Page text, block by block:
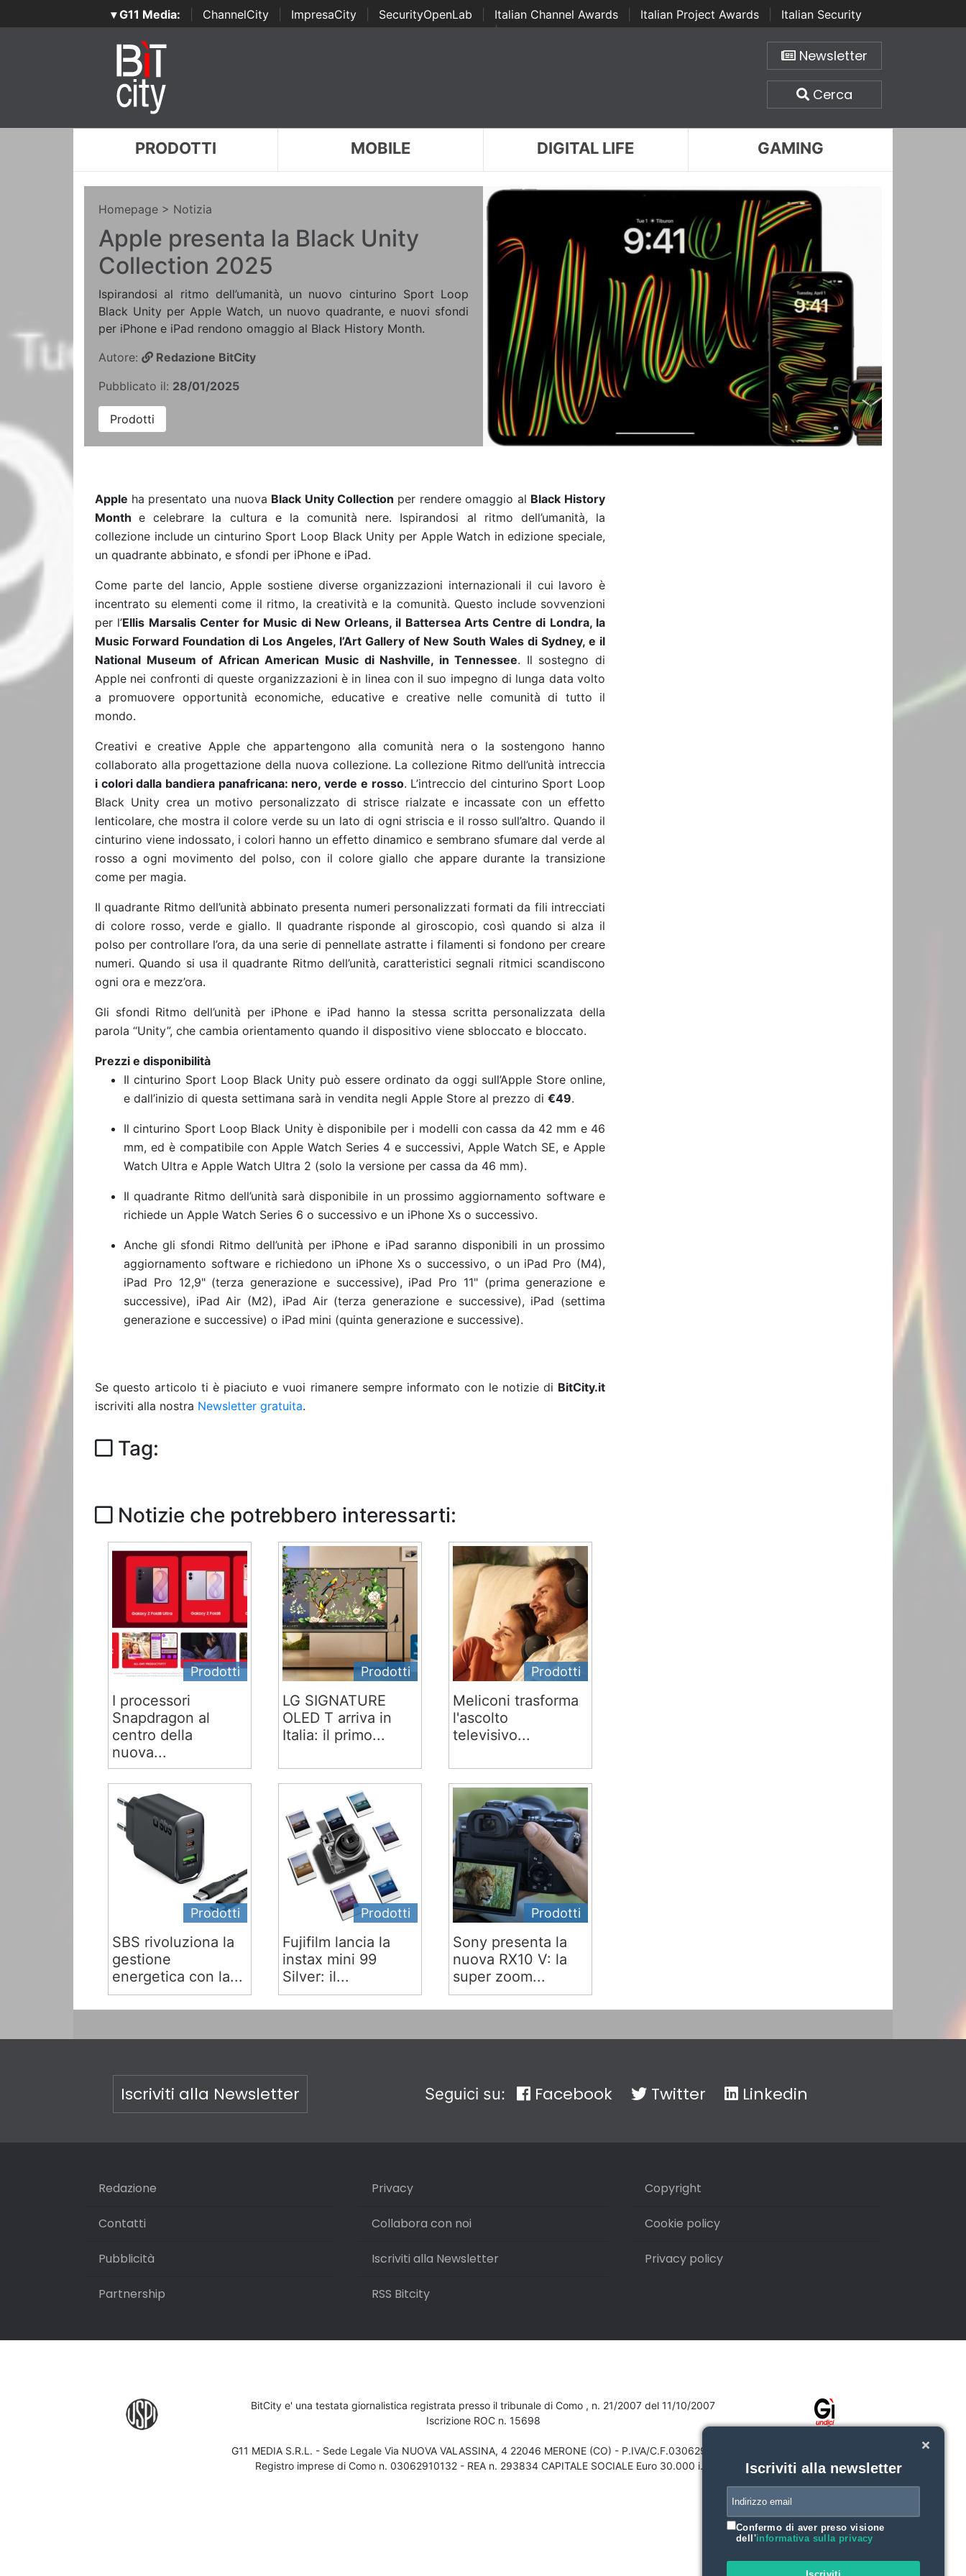
▾ G11 Media: ChannelCity ImpresaCity SecurityOpenLab Italian Channel Awards Italian Project Awards
Italian Security
Awards | ...
Newsletter
Cerca
PRODOTTI MOBILE DIGITAL LIFE GAMING
Homepage > Notizia
Apple presenta la Black Unity
Collection 2025
Ispirandosi al ritmo dell’umanità, un nuovo cinturino Sport Loop
Black Unity per Apple Watch, un nuovo quadrante, e nuovi sfondi
per iPhone e iPad rendono omaggio al Black History Month.
Autore:
Redazione BitCity
Pubblicato il: 28/01/2025
Prodotti
Apple ha presentato una nuova Black Unity Collection per rendere omaggio al Black History
Monthe celebrare la cultura e la comunità nere. Ispirandosi al ritmo dell’umanità, la
collezione include un cinturino Sport Loop Black Unity per Apple Watch in edizione speciale,
un quadrante abbinato, e sfondi per iPhone e iPad.
Come parte del lancio, Apple sostiene diverse organizzazioni internazionali il cui lavoro è
incentrato su elementi come il ritmo, la creatività e la comunità. Questo include sovvenzioni
per l’Ellis Marsalis Center for Music di New Orleans, il Battersea Arts Centre di Londra, la
Music Forward Foundation di Los Angeles, l’Art Gallery of New South Wales di Sydney, e il
National Museum of African American Music di Nashville, in Tennessee. Il sostegno di
Apple nei confronti di queste organizzazioni è in linea con il suo impegno di lunga data volto
a promuovere opportunità economiche, educative e creative nelle comunità di tutto il
mondo.
Creativi e creative Apple che appartengono alla comunità nera o la sostengono hanno
collaborato alla progettazione della nuova collezione. La collezione Ritmo dell’unità intreccia
i colori dalla bandiera panafricana: nero, verde e rosso. L’intreccio del cinturino Sport Loop
Black Unity crea un motivo personalizzato di strisce rialzate e incassate con un effetto
lenticolare, che mostra il colore verde su un lato di ogni striscia e il rosso sull’altro. Quando il
cinturino viene indossato, i colori hanno un effetto dinamico e sembrano sfumare dal verde al
rosso a ogni movimento del polso, con il colore giallo che appare durante la transizione
come per magia.
Il quadrante Ritmo dell’unità abbinato presenta numeri personalizzati formati da fili intrecciati
di colore rosso, verde e giallo. Il quadrante risponde al giroscopio, così quando si alza il
polso per controllare l’ora, da una serie di pennellate astratte i filamenti si fondono per creare
numeri. Quando si usa il quadrante Ritmo dell’unità, caratteristici segnali ritmici scandiscono
ogni ora e mezz’ora.
Gli sfondi Ritmo dell’unità per iPhone e iPad hanno la stessa scritta personalizzata della
parola “Unity”, che cambia orientamento quando il dispositivo viene sbloccato e bloccato.
Prezzi e disponibilità
Il cinturino Sport Loop Black Unity può essere ordinato da oggi sull’Apple Store online,
e dall’inizio di questa settimana sarà in vendita negli Apple Store al prezzo di €49.
Il cinturino Sport Loop Black Unity è disponibile per i modelli con cassa da 42 mm e 46
mm, ed è compatibile con Apple Watch Series 4 e successivi, Apple Watch SE, e Apple
Watch Ultra e Apple Watch Ultra 2 (solo la versione per cassa da 46 mm).
Il quadrante Ritmo dell’unità sarà disponibile in un prossimo aggiornamento software e
richiede un Apple Watch Series 6 o successivo e un iPhone Xs o successivo.
Anche gli sfondi Ritmo dell’unità per iPhone e iPad saranno disponibili in un prossimo
aggiornamento software e richiedono un iPhone Xs o successivo, o un iPad Pro (M4),
iPad Pro 12,9" (terza generazione e successive), iPad Pro 11" (prima generazione e
successive), iPad Air (M2), iPad Air (terza generazione e successive), iPad (settima
generazione e successive) o iPad mini (quinta generazione e successive).
Se questo articolo ti è piaciuto e vuoi rimanere sempre informato con le notizie di BitCity.it
iscriviti alla nostra Newsletter gratuita.
Tag:
Notizie che potrebbero interessarti:
Prodotti
I processori
Snapdragon al
centro della
nuova...
Prodotti
LG SIGNATURE
OLED T arriva in
Italia: il primo...
Prodotti
Meliconi trasforma
l'ascolto
televisivo...
Prodotti
SBS rivoluziona la
gestione
energetica con la...
Prodotti
Fujifilm lancia la
instax mini 99
Silver: il...
Prodotti
Sony presenta la
nuova RX10 V: la
super zoom...
Iscriviti alla Newsletter Seguici su: Facebook Twitter Linkedin
Redazione
Contatti
Pubblicità
Partnership
Privacy
Collabora con noi
Iscriviti alla Newsletter
RSS Bitcity
Copyright
Cookie policy
Privacy policy
BitCity e' una testata giornalistica registrata presso il tribunale di Como , n. 21/2007 del 11/10/2007
Iscrizione ROC n. 15698
G11 MEDIA S.R.L. - Sede Legale Via NUOVA VALASSINA, 4 22046 MERONE (CO) - P.IVA/C.F.03062910132
Registro imprese di Como n. 03062910132 - REA n. 293834 CAPITALE SOCIALE Euro 30.000 i.v.
Iscriviti alla newsletter
Confermo di aver preso visione
dell'informativa sulla privacy